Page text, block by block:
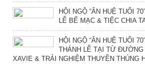
HỘI NGỘ “ÂN HUỆ TUỔI
LỄ BẾ MẠC & TIỆC CHIA
HỘI NGỘ “ÂN HUỆ TUỔI
THÁNH LỄ TẠI TỪ
XAVIE & TRẢI NGHIỆM THUYỀN THÚNG